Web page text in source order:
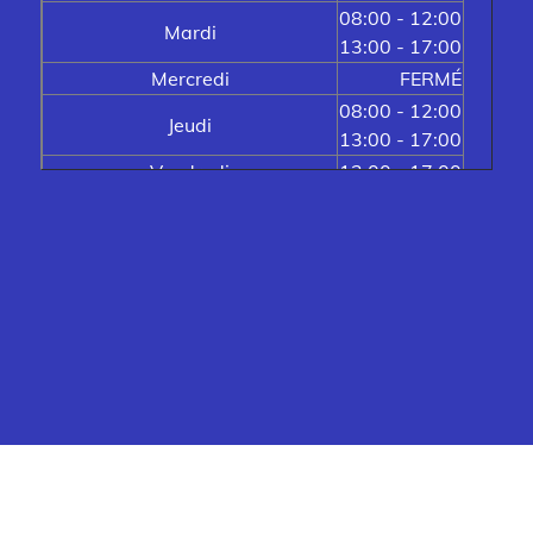
Mardi
08:00 - 12:00
13:00 - 17:00
Mercredi
FERMÉ
Jeudi
08:00 - 12:00
13:00 - 17:00
Vendredi
13:00 - 17:00